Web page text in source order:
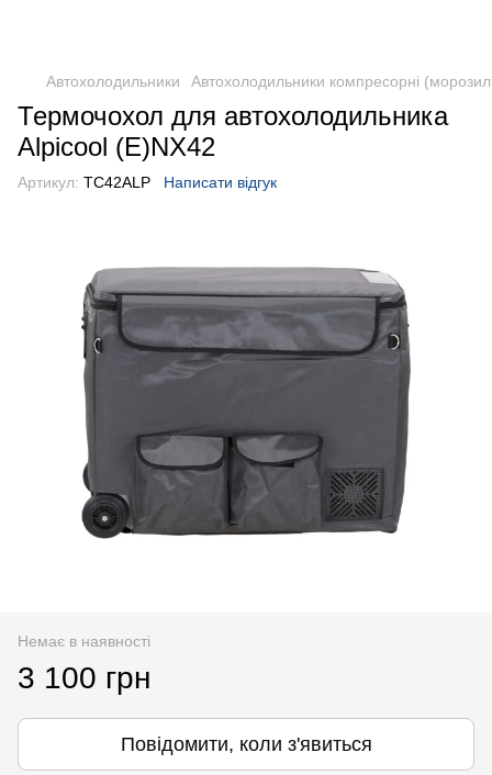
Автохолодильники Автохолодильники компресорні
Термочохол для автохолодильника
Alpicool (E)NX42
Артикул: TC42ALP Написати відгук
Немає в наявності
3 100 грн
Повідомити, коли з'явиться